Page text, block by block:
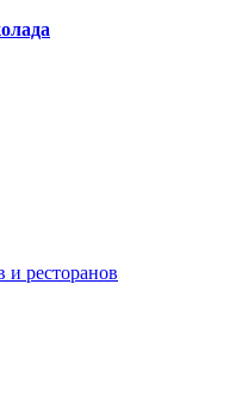
и ресторанов